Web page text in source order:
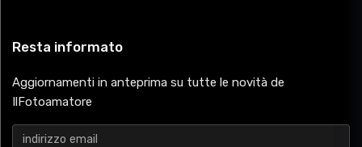
Resta informato
Aggiornamenti in anteprima su tutte le novità de
IlFotoamatore